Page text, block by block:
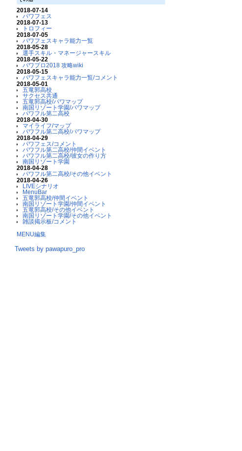
2018-07-14
パワフェス
2018-07-13
トロフィー
2018-07-05
パワフェスキャラ能力一覧
2018-05-28
選手スキル・マネージャースキル
2018-05-22
パワプロ2018 攻略wiki
2018-05-15
パワフェスキャラ能力一覧/コメント
2018-05-01
五竜郭高校
サクセス共通
五竜郭高校/パワマップ
南国リゾート学園/パワマップ
パワフル第二高校
2018-04-30
マイライフ/マップ
パワフル第二高校/パワマップ
2018-04-29
パワフェス/コメント
パワフル第二高校/仲間イベント
パワフル第二高校/彼女の作り方
南国リゾート学園
2018-04-28
パワフル第二高校/その他イベント
2018-04-26
LIVEシナリオ
MenuBar
五竜郭高校/仲間イベント
南国リゾート学園/仲間イベント
五竜郭高校/その他イベント
南国リゾート学園/その他イベント
雑談掲示板/コメント
MENU編集
Tweets by pawapuro_pro